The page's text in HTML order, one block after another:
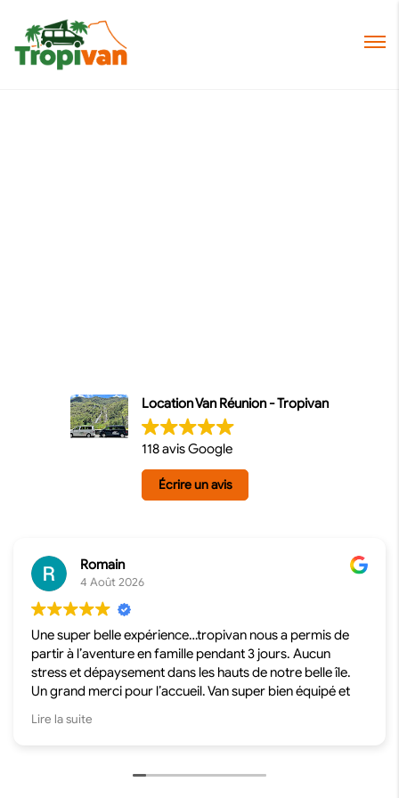
Location Van Réunion - Tropivan
118 avis Google
Écrire un avis
Romain
4 Août 2026
Une super belle expérience…tropivan nous a permis de
partir à l’aventure en famille pendant 3 jours. Aucun
stress et dépaysement dans les hauts de notre belle île.
Un grand merci pour l’accueil. Van super bien équipé et
Lire la suite